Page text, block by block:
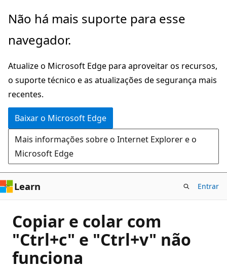
Pular
o
principal
Não há mais suporte para esse
navegador.
Atualize o Microsoft Edge para aproveitar os recursos,
o suporte técnico e as atualizações de segurança mais
recentes.
Baixar o Microsoft Edge
Mais informações sobre o Internet Explorer e o
Microsoft Edge
Learn Entrar
Copiar e colar com
"Ctrl+c" e "Ctrl+v" não
funciona